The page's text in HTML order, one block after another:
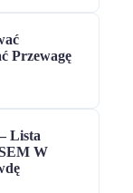
Przewagę
Lista
W